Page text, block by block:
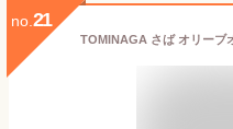
no. 21